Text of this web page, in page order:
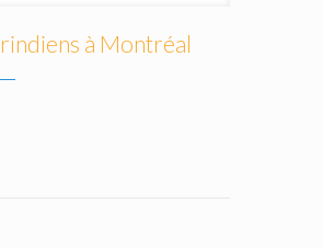
à Montréal